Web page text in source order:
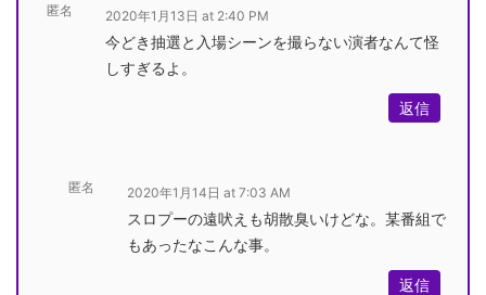
匿名 2020年1月13日 at 2:40 PM
今どき抽選と入場シーンを撮らない演者なんて怪
しすぎるよ。
返信
匿名 2020年1月14日 at 7:03 AM
スロプーの遠吠えも胡散臭いけどな。某番組で
もあったなこんな事。
返信